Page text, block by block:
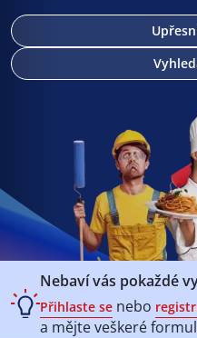
Nebaví vás pokaždé
Přihlaste se nebo
a mějte veškeré